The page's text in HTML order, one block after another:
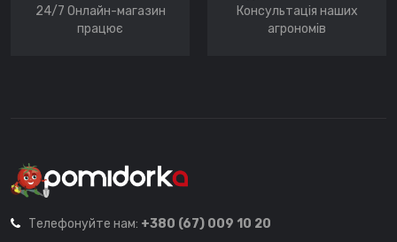
24/7 Онлайн-магазин
працює
Консультація наших
агрономів
Телефонуйте нам: +380 (67) 009 10 20